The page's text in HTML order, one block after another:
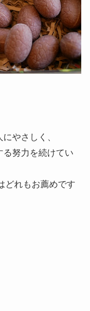
やさしく、
る努力を続けてい
どれもお薦めです